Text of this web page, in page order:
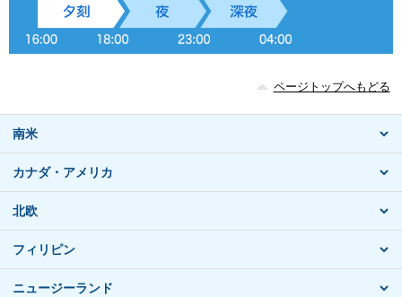
ページトップへもどる
南米
カナダ・アメリカ
北欧
フィリピン
ニュージーランド